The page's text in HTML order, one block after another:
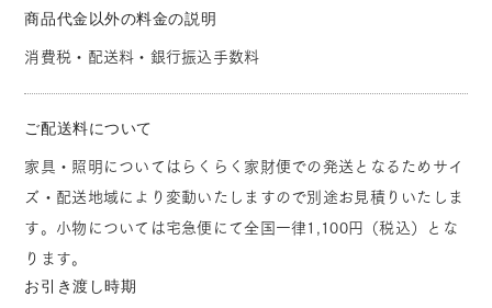
商品代金以外の料金の説明
消費税・配送料・銀行振込手数料
ご配送料について
家具・照明についてはらくらく家財便での発送となるためサイ
ズ・配送地域により変動いたしますので別途お見積りいたしま
す。小物については宅急便にて全国一律1,100円（税込）とな
ります。
お引き渡し時期